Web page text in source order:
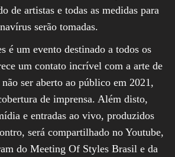
de artistas e todas as medidas para
serão tomadas.
é um evento destinado a todos os
um contato incrível com a arte de
ser aberto ao público em 2021,
de imprensa. Além disto,
e entradas ao vivo, produzidos
será compartilhado no Youtube,
do Meeting Of Styles Brasil e da